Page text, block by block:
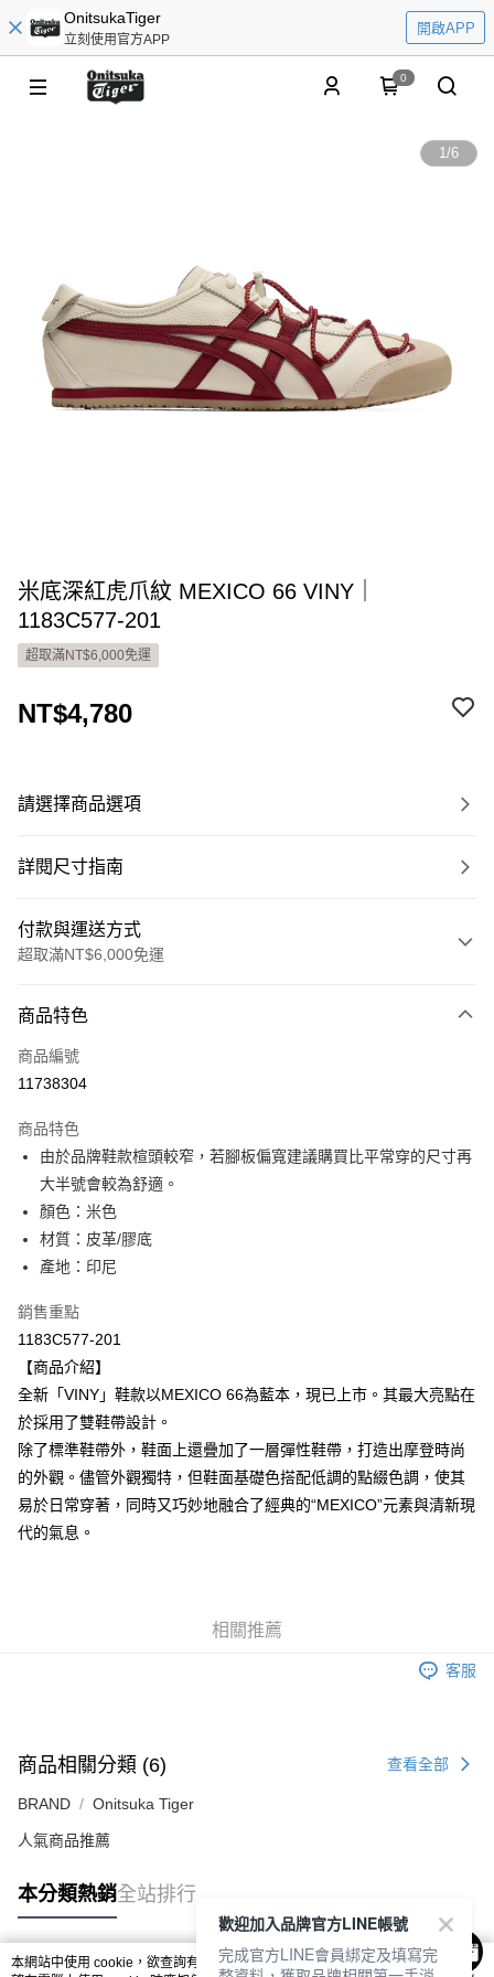
OnitsukaTiger
立刻使用官方APP
開啟APP
0
1/6
米底深紅虎爪紋 MEXICO 66 VINY｜
1183C577-201
超取滿NT$6,000免運
NT$4,780
請選擇商品選項
詳閱尺寸指南
付款與運送方式
超取滿NT$6,000免運
信用卡一次付款
超商取貨付款
運送方式
全家取貨付款
每筆NT$80，滿NT$6,000(含以上)免運費
付款後全家取貨
每筆NT$80，滿NT$6,000(含以上)免運費
萊爾富取貨付款
每筆NT$80，滿NT$6,000(含以上)免運費
付款後萊爾富取貨
每筆NT$80，滿NT$6,000(含以上)免運費
7-11取貨付款
每筆NT$80，滿NT$6,000(含以上)免運費
商品特色
商品編號
11738304
商品特色
由於品牌鞋款楦頭較窄，若腳板偏寬建議購買比平常穿的尺寸再
大半號會較為舒適。
顏色：米色
材質：皮革/膠底
產地：印尼
銷售重點
1183C577-201
【商品介紹】
全新「VINY」鞋款以MEXICO 66為藍本，現已上市。其最大亮點在
於採用了雙鞋帶設計。
除了標準鞋帶外，鞋面上還疊加了一層彈性鞋帶，打造出摩登時尚
的外觀。儘管外觀獨特，但鞋面基礎色搭配低調的點綴色調，使其
易於日常穿著，同時又巧妙地融合了經典的“MEXICO”元素與清新現
代的氣息。
相關推薦
客服
商品相關分類 (6) 查看全部
BRAND Onitsuka Tiger
人氣商品推薦
本分類熱銷全站排行
本網站中使用 cookie，欲查詢有關本網站使用 cookie 方式之詳情，及若您不希
歡迎加入品牌官方LINE帳號
完成官方LINE會員綁定及填寫完